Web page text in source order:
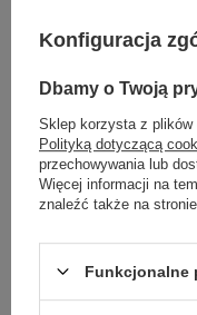
OKAZJA
Contigo Ashland 2.0
ml Oatmilk
89,99 zł / szt.
Konfiguracja
Dbamy o Twoją
Sklep korzysta z plików
Polityką dotyczącą
przechowywania lub
Więcej informacji na
znaleźć także na stronie
Funkcjonalne